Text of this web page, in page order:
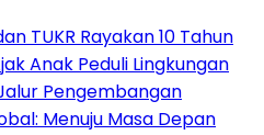
TUKR Rayakan 10 Tahun
Anak Peduli Lingkungan
Pengembangan
Menuju Masa Depan